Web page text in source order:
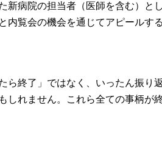
新病院の担当者（医師を含む）と
覧会の機会を通じてアピールす
ら終了」ではなく、いったん振
しれません。これら全ての事柄が